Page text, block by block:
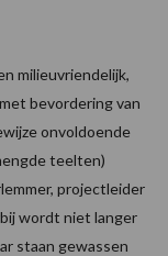
milieuvriendelijk,
bevordering van
onvoldoende
teelten)
projectleider
wordt niet langer
staan gewassen